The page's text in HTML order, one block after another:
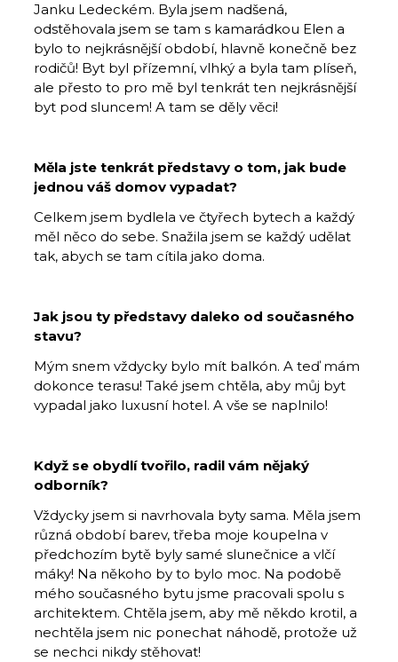
Janku Ledeckém. Byla jsem nadšená,
odstěhovala jsem se tam s kamarádkou Elen a
bylo to nejkrásnější období, hlavně konečně bez
rodičů! Byt byl přízemní, vlhký a byla tam plíseň,
ale přesto to pro mě byl tenkrát ten nejkrásnější
byt pod sluncem! A tam se děly věci!
Měla jste tenkrát představy o tom, jak bude
jednou váš domov vypadat?
Celkem jsem bydlela ve čtyřech bytech a každý
měl něco do sebe. Snažila jsem se každý udělat
tak, abych se tam cítila jako doma.
Jak jsou ty představy daleko od současného
stavu?
Mým snem vždycky bylo mít balkón. A teď mám
dokonce terasu! Také jsem chtěla, aby můj byt
vypadal jako luxusní hotel. A vše se naplnilo!
Když se obydlí tvořilo, radil vám nějaký
odborník?
Vždycky jsem si navrhovala byty sama. Měla jsem
různá období barev, třeba moje koupelna v
předchozím bytě byly samé slunečnice a vlčí
máky! Na někoho by to bylo moc. Na podobě
mého současného bytu jsme pracovali spolu s
architektem. Chtěla jsem, aby mě někdo krotil, a
nechtěla jsem nic ponechat náhodě, protože už
se nechci nikdy stěhovat!